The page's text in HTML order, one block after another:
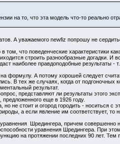
на то, что эта модель что-то реально
А уважаемого newfiz попрошу не
что поведенческие характеристики
строить разнообразные догадки. И
наиболее правдоподобные результаты -
формулу. А потому хорошей следует
В тех же случаях, когда от подгоночных
результат.
представляют ли результаты этого
еще в 1926 году.
не стоит и огород городить - носиться с
а если явление им соответствует, то
Шредингера, причем совершенно
уравнения Шредингера. При
на протяжении последних 90 лет. Тем